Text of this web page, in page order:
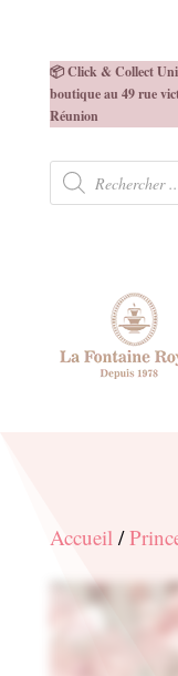
📦 Click & Collect
boutique au 49 rue
Réunion
Recherche
produits
Accueil/